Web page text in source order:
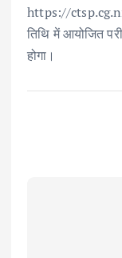
https://
तिथि में आयोजित
होगा।